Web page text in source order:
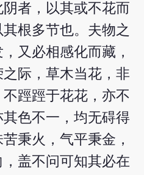
阴者，以其或不花而
根多节也。夫物之
又必相感化而藏，
际，草木当花，非
踁踁于花花，亦不
色不一，均无碍得
秉火，气平秉金，
盖不问可知其必在